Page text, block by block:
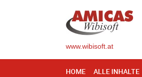
www.wibisoft.at
HOME ALLE INHALTE